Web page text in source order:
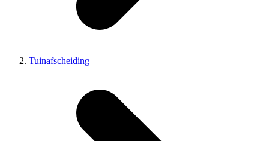
Tuinafscheiding